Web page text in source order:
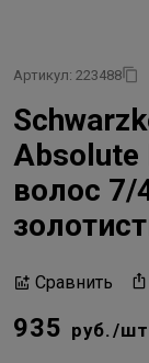
Артикул: 223488
Absolute
волос 7/
Сравнить
935 руб./шт